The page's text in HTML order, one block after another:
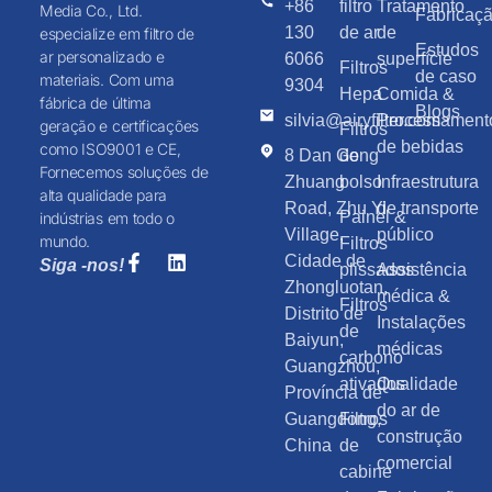
Media Co., Ltd.
especialize em filtro de
ar personalizado e
materiais. Com uma
fábrica de última
geração e certificações
como ISO9001 e CE,
Fornecemos soluções de
alta qualidade para
indústrias em todo o
mundo.
Siga -nos!
filtro
de ar
Filtros
Hepa
Filtros
de
bolso
Painel &
Filtros
plissados
Filtros
de
carbono
ativados
Filtros
de
cabine
Tratamento
de
superfície
Comida &
de bebidas
Infraestrutura
de transporte
público
Assistência
médica &
Instalações
médicas
Qualidade
do ar de
construção
comercial
Estudos
de caso
Blogs
+86
130
6066
9304
silvia@airyfilter.com
8 Dan Gong
Zhuang
Road, Zhu Yi
Village,
Cidade de
Zhongluotan,
Distrito de
Baiyun,
Guangzhou,
Província de
Guangdong,
China